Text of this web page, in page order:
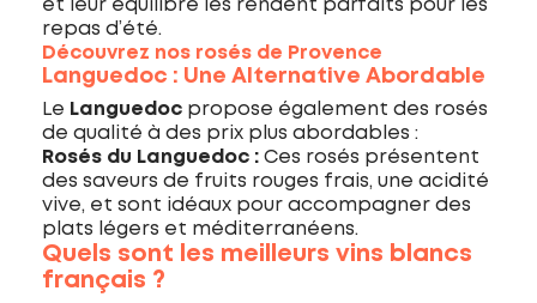
et leur équilibre les rendent parfaits pour les
repas d’été.
Découvrez nos rosés de Provence
Languedoc : Une Alternative Abordable
Le Languedoc propose également des rosés
de qualité à des prix plus abordables :
Rosés du Languedoc : Ces rosés présentent
des saveurs de fruits rouges frais, une acidité
vive, et sont idéaux pour accompagner des
plats légers et méditerranéens.
Quels sont les meilleurs vins blancs
français ?